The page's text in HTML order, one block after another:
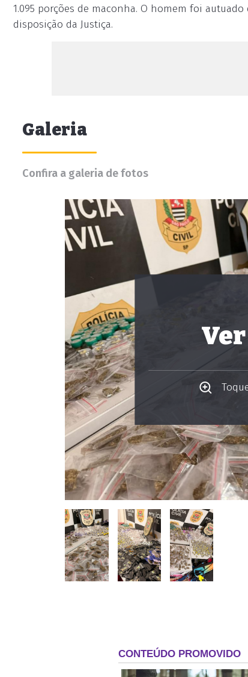
1.095 porções de maconha. O homem foi
disposição da Justiça.
Galeria
Confira a galeria de fotos